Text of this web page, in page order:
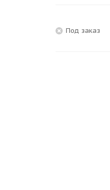
Под заказ